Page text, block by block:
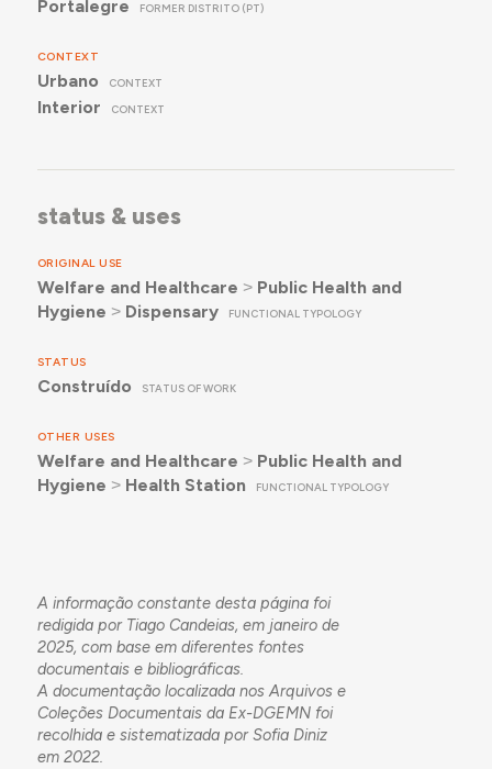
Portalegre FORMER DISTRITO (PT)
CONTEXT
Urbano CONTEXT
Interior CONTEXT
status & uses
ORIGINAL USE
Welfare and Healthcare ˃ Public Health and
Hygiene ˃ Dispensary FUNCTIONAL TYPOLOGY
STATUS
Construído STATUS OF WORK
OTHER USES
Welfare and Healthcare ˃ Public Health and
Hygiene ˃ Health Station FUNCTIONAL TYPOLOGY
A informação constante desta página foi
redigida por Tiago Candeias, em janeiro de
2025, com base em diferentes fontes
documentais e bibliográficas.
A documentação localizada nos Arquivos e
Coleções Documentais da Ex-DGEMN foi
recolhida e sistematizada por Sofia Diniz
em 2022.